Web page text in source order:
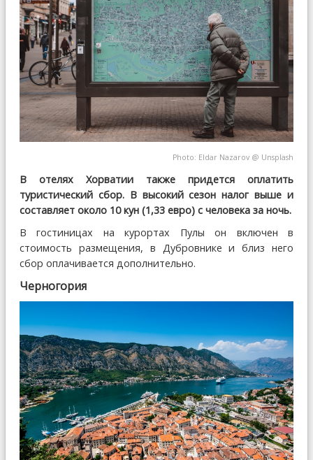
Photo: Eldar Nazarov @ Unsplash
В отелях Хорватии также придется оплатить
туристический сбор. В высокий сезон налог выше и
составляет около 10 кун (1,33 евро) с человека за ночь.
В гостиницах на курортах Пулы он включен в
стоимость размещения, в Дубровнике и близ него
сбор оплачивается дополнительно.
Черногория